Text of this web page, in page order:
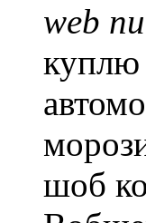
web
куплю
шоб